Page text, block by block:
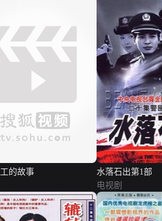
的故事
水落石出第1部
电视剧